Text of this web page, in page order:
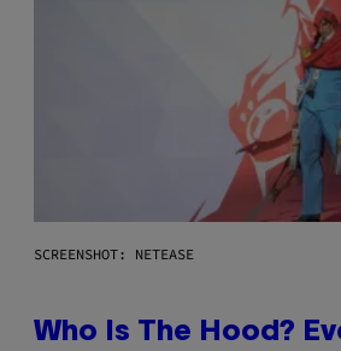
SCREENSHOT: NETEASE
Who Is The Hood?